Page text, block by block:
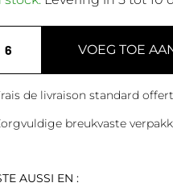
VOEG TOE
de livraison standard
breukvaste
AUSSI EN :